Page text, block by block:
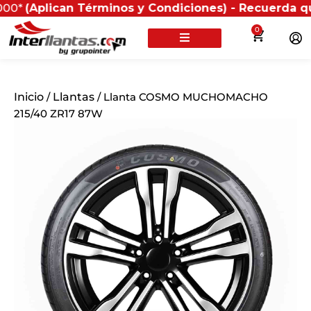
Términos y Condiciones) - Recuerda que si
0
Inicio / Llantas / Llanta COSMO MUCHOMACHO
215/40 ZR17 87W